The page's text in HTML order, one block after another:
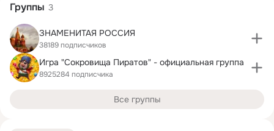
Группы 3
ЗНАМЕНИТАЯ РОССИЯ
38189 подписчиков
Игра "Сокровища Пиратов" - официальная группа
8925284 подписчика
Все группы